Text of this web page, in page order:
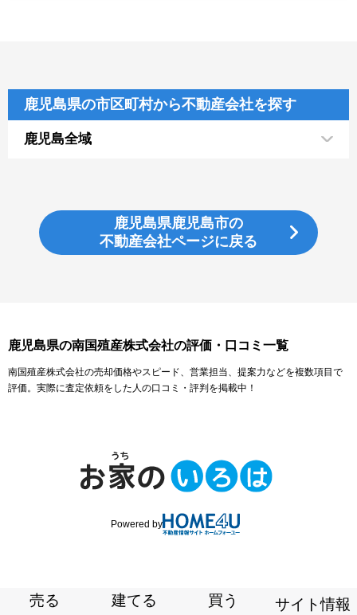
鹿児島県の市区町村から不動産会社を探す
鹿児島全域
鹿児島県鹿児島市の
不動産会社ページに戻る
鹿児島県の南国殖産株式会社の評価・口コミ一覧
南国殖産株式会社の売却価格やスピード、営業担当、提案力などを複数項目で
評価。実際に査定依頼をした人の口コミ・評判を掲載中！
Powered by
売る 建てる 買う サイト情報